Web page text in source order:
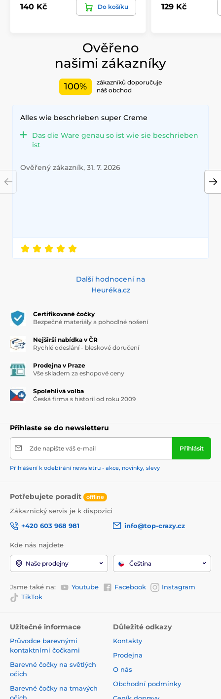
140 Kč Do košíku 129 Kč
Ověřeno
našimi zákazníky
100%
zákazníků doporučuje
náš obchod
Alles wie beschrieben super Creme
Das die Ware genau so ist wie sie beschrieben
ist
Ověřený zákazník, 31. 7. 2026
Další hodnocení na
Heuréka.cz
Certifikované čočky
Bezpečné materiály a pohodlné nošení
Nejširší nabídka v ČR
Rychlé odeslání - bleskové doručení
Prodejna v Praze
Vše skladem za eshopové ceny
Spolehlivá volba
Česká firma s historií od roku 2009
Přihlaste se do newsletteru
Zde napište váš e-mail Přihlásit
Přihlášení k odebírání newsletru - akce, novinky, slevy
Potřebujete poradit offline
Zákaznický servis je k dispozici
+420 603 968 981
info@top-crazy.cz
Kde nás najdete
Naše prodejny Čeština
Jsme také na: Youtube Facebook
Instagram
TikTok
Užitečné informace
Průvodce barevnými
kontaktními čočkami
Barevné čočky na světlých
očích
Barevné čočky na tmavých
očích
Důležité odkazy
Kontakty
Prodejna
O nás
Obchodní podmínky